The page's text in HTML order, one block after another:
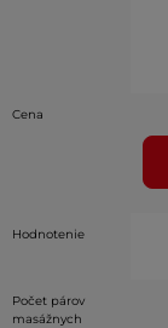
Cena
Hodnotenie
Počet párov
masážnych